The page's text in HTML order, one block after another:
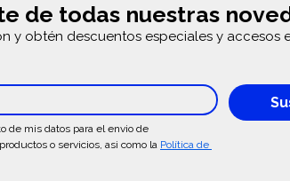
de todas nuestras
y obtén descuentos especiales y accesos
de mis datos para el envio de
o servicios, asi como la Política de